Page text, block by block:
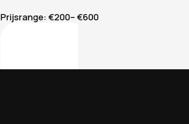
Prijsrange: €200– €600